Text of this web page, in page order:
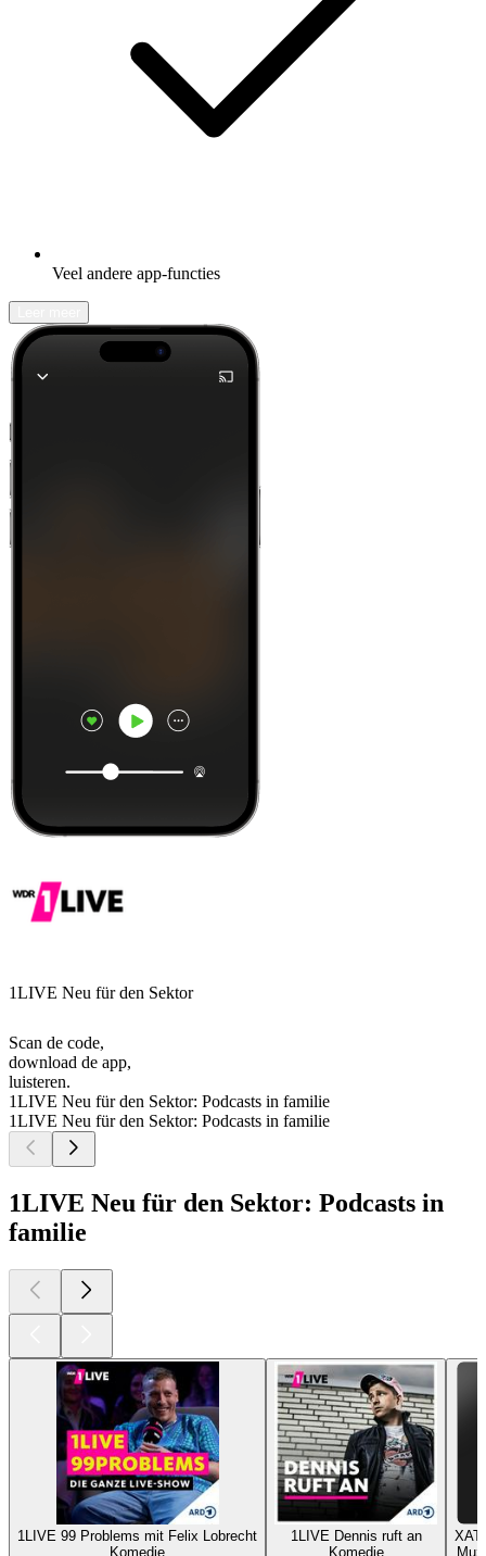
Veel andere app-functies
1LIVE Neu für den Sektor
Scan de code,
download de app,
luisteren.
1LIVE Neu für den Sektor: Podcasts in familie
1LIVE Neu für den Sektor: Podcasts in familie
1LIVE Neu für den Sektor: Podcasts in
familie
1LIVE 99 Problems mit Felix Lobrecht
Komedie
1LIVE Dennis ruft an
Komedie